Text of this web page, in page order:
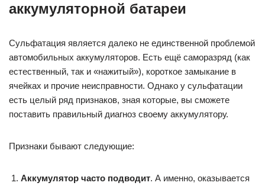
аккумуляторной батареи
Сульфатация является далеко не единственной проблемой
автомобильных аккумуляторов. Есть ещё саморазряд (как
естественный, так и «нажитый»), короткое замыкание в
ячейках и прочие неисправности. Однако у сульфатации
есть целый ряд признаков, зная которые, вы сможете
поставить правильный диагноз своему аккумулятору.
Признаки бывают следующие:
Аккумулятор часто подводит. А именно, оказывается